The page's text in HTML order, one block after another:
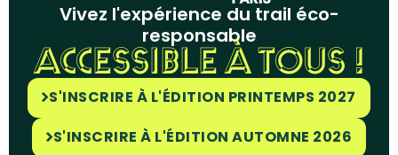
Vivez l'expérience du trail éco-
responsable
ACCESSIBLE À TOUS !
S'INSCRIRE À L'ÉDITION PRINTEMPS 2027
S'INSCRIRE À L'ÉDITION AUTOMNE 2026